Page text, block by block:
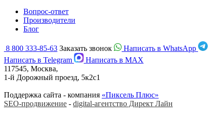
Вопрос-ответ
Производители
Блог
8 800 333-85-63 Заказать звонок
Написать в WhatsApp
Написать в Telegram
Написать в MAX
117545, Москва,
1-й Дорожный проезд, 5к2с1
Поддержка сайта - компания «Пиксель Плюс»
SEO-продвижение - digital-агентство Директ Лайн